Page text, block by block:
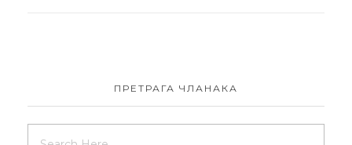
ПРЕТРАГА ЧЛАНАКА